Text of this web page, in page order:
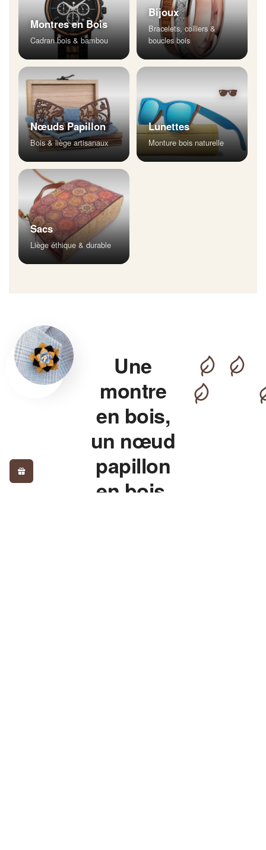
Montres en Bois
Cadran bois & bambou
Bijoux
Bracelets, colliers &
boucles bois
Nœuds Papillon
Bois & liège artisanaux
🕶
Lunettes
Monture bois naturelle
Sacs
Liège éthique & durable
Une
montre
en bois,
un nœud
papillon
en bois,